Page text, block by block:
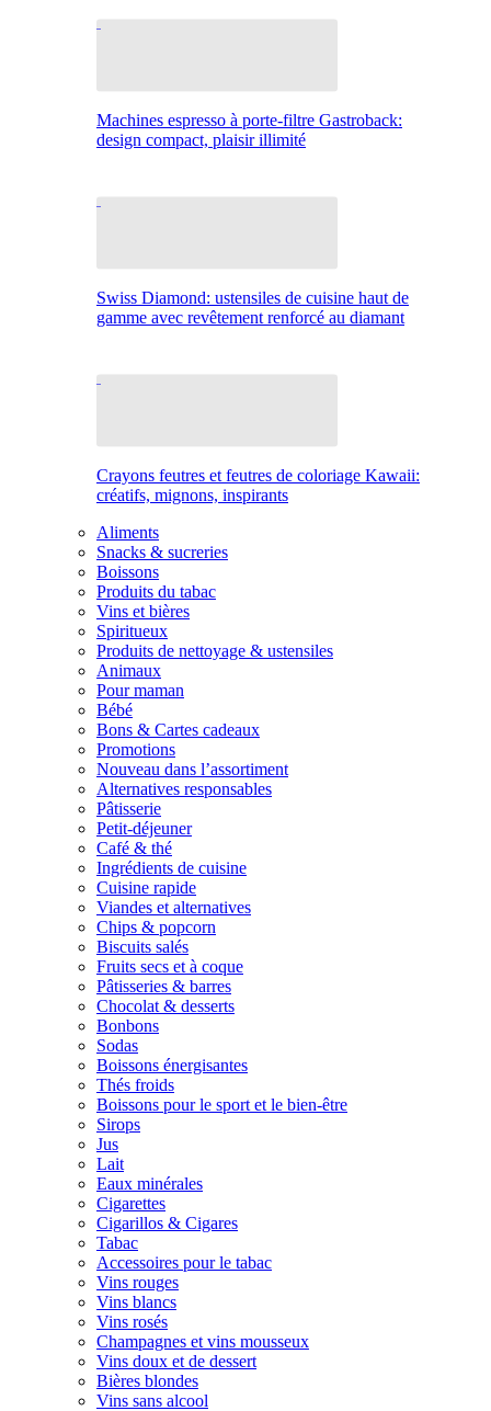
Machines espresso à porte-filtre Gastroback:
design compact, plaisir illimité
Swiss Diamond: ustensiles de cuisine haut de
gamme avec revêtement renforcé au diamant
Crayons feutres et feutres de coloriage Kawaii:
créatifs, mignons, inspirants
Aliments
Snacks & sucreries
Boissons
Produits du tabac
Vins et bières
Spiritueux
Produits de nettoyage & ustensiles
Animaux
Pour maman
Bébé
Bons & Cartes cadeaux
Promotions
Nouveau dans l’assortiment
Alternatives responsables
Pâtisserie
Petit-déjeuner
Café & thé
Ingrédients de cuisine
Cuisine rapide
Viandes et alternatives
Chips & popcorn
Biscuits salés
Fruits secs et à coque
Pâtisseries & barres
Chocolat & desserts
Bonbons
Sodas
Boissons énergisantes
Thés froids
Boissons pour le sport et le bien-être
Sirops
Jus
Lait
Eaux minérales
Cigarettes
Cigarillos & Cigares
Tabac
Accessoires pour le tabac
Vins rouges
Vins blancs
Vins rosés
Champagnes et vins mousseux
Vins doux et de dessert
Bières blondes
Vins sans alcool